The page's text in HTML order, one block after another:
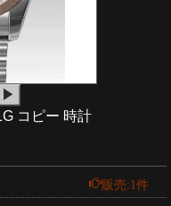
コピー 時計
販売:1件